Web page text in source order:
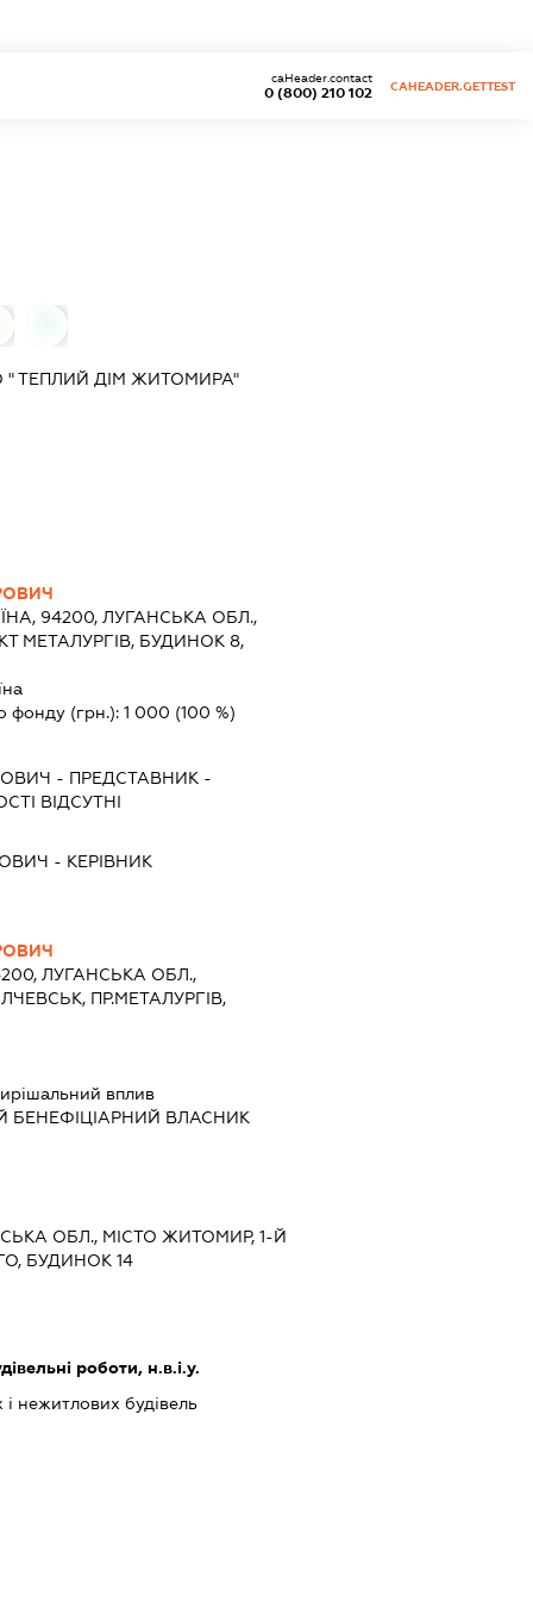
0 (800) 210 102
caHeader.contact
CAHEADER.GETTEST
" ТЕПЛИЙ ДІМ ЖИТОМИРА"
94200, ЛУГАНСЬКА ОБЛ.,
МЕТАЛУРГІВ, БУДИНОК 8,
фонду (грн.):1 000 (100 %)
- ПРЕДСТАВНИК -
ВІДСУТНІ
- КЕРІВНИК
ЛУГАНСЬКА ОБЛ.,
ПР.МЕТАЛУРГІВ,
вплив
БЕНЕФІЦІАРНИЙ ВЛАСНИК
ОБЛ., МІСТО ЖИТОМИР, 1-Й
БУДИНОК 14
роботи, н.в.і.у.
нежитлових будівель